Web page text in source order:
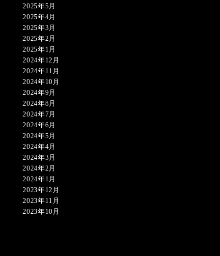
2025年5月
2025年4月
2025年3月
2025年2月
2025年1月
2024年12月
2024年11月
2024年10月
2024年9月
2024年8月
2024年7月
2024年6月
2024年5月
2024年4月
2024年3月
2024年2月
2024年1月
2023年12月
2023年11月
2023年10月